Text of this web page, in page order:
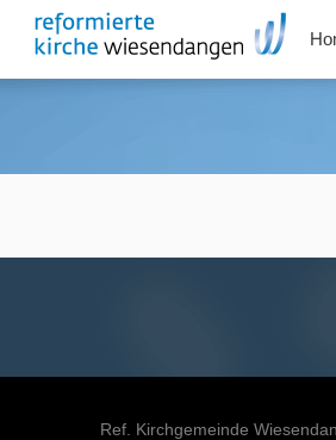
Ref. Kirchgemeinde